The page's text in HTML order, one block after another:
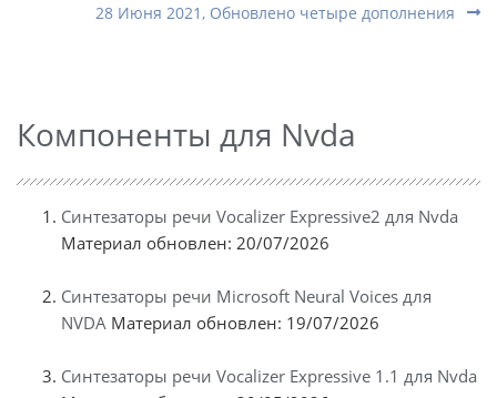
28 Июня 2021, Обновлено четыре дополнения
Компоненты для Nvda
Синтезаторы речи Vocalizer Expressive2 для Nvda
Материал обновлен: 20/07/2026
Синтезаторы речи Microsoft Neural Voices для
NVDA Материал обновлен: 19/07/2026
Синтезаторы речи Vocalizer Expressive 1.1 для Nvda